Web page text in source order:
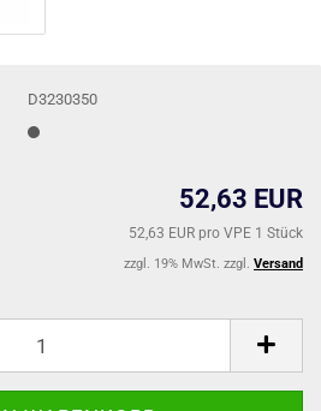
D3230350
52,63 EUR
52,63 EUR pro VPE 1 Stück
zzgl. 19% MwSt. zzgl. Versand